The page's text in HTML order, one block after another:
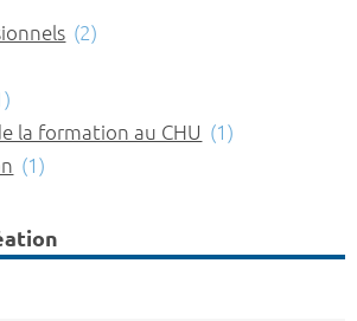
(2)
la formation au CHU (1)
(1)